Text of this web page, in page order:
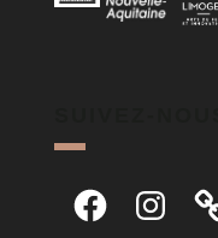
FacebookInstagram